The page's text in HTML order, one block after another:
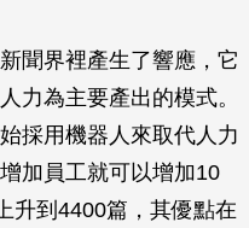
聞界裡產生了響應，它
力為主要產出的模式。
採用機器人來取代人力
加員工就可以增加10
升到4400篇，其優點在